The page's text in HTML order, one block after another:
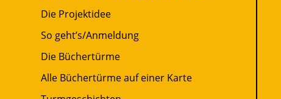
Die Projektidee
So geht’s/Anmeldung
Die Büchertürme
Alle Büchertürme auf einer Karte